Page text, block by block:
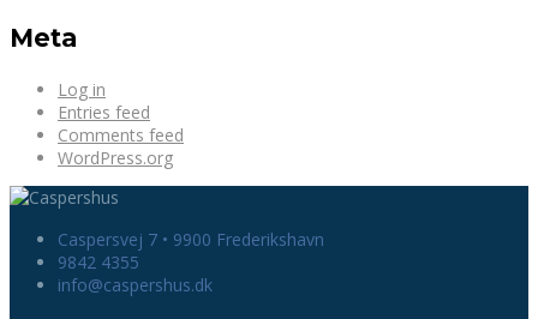
Meta
Log in
Entries feed
Comments feed
WordPress.org
Caspersvej 7 • 9900 Frederikshavn
9842 4355
info@caspershus.dk